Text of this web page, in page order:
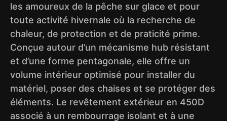
les amoureux de la pêche sur glace et pour
toute activité hivernale où la recherche de
chaleur, de protection et de praticité prime.
Conçue autour d’un mécanisme hub résistant
et d’une forme pentagonale, elle offre un
volume intérieur optimisé pour installer du
matériel, poser des chaises et se protéger des
éléments. Le revêtement extérieur en 450D
associé à un rembourrage isolant et à une